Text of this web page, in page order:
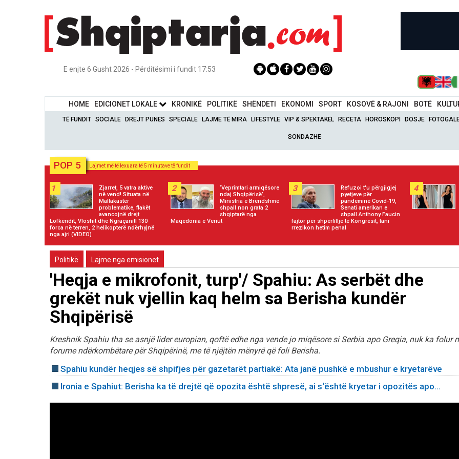
E enjte 6 Gusht 2026 - Përditësimi i fundit 17:53
HOME EDICIONET LOKALE KRONIKË POLITIKË SHËNDETI EKONOMI SPORT KOSOVË & RAJONI BOTË
TË FUNDIT SOCIALE DREJT PUNËS SPECIALE LAJME TË MIRA LIFESTYLE VIP & SPEKTAKËL RECETA HOROSKOPI DOSJE
SONDAZHE
POP 5 Lajmet më të lexuara të 5 minutave të fundit
1
Zjarret, 5 vatra aktive
në vend! Situata në
Mallakastër
problematike, flakët
avancojnë drejt
Lofkëndit, Vloshit dhe Ngraçanit! 130
forca në terren, 2 helikopterë ndërhyjnë
nga ajri (VIDEO)
2
‘Veprimtari armiqësore
ndaj Shqipërisë’,
Ministria e Brendshme
shpall non grata 2
shqiptarë nga
Maqedonia e Veriut
3
Refuzoi t'u përgjigjej
pyetjeve për
pandeminë Covid-19,
Senati amerikan e
shpall Anthony Faucin
fajtor për shpërfillje të Kongresit, tani
rrezikon hetim penal
4
Politikë Lajme nga emisionet
'Heqja e mikrofonit, turp'/ Spahiu: As serbët dhe
grekët nuk vjellin kaq helm sa Berisha kundër
Shqipërisë
Kreshnik Spahiu tha se asnjë lider europian, qoftë edhe nga vende jo miqësore si Serbia apo Greqia, nuk ka folur
forume ndërkombëtare për Shqipërinë, me të njëjtën mënyrë që foli Berisha.
Spahiu kundër heqjes së shpifjes për gazetarët partiakë: Ata janë pushkë e mbushur e kryetarëve
Ironia e Spahiut: Berisha ka të drejtë që opozita është shpresë, ai s‘është kryetar i opozitës apo...